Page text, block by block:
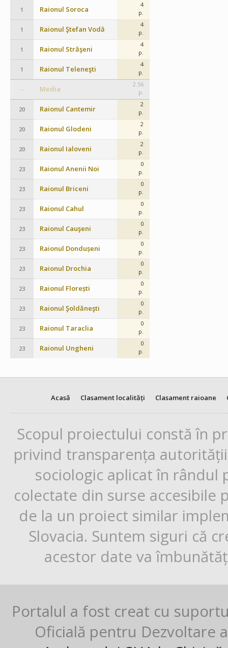
1 Raionul Soroca
4
p.
1 Raionul Ştefan Vodă
4
p.
1 Raionul Străşeni
4
p.
1 Raionul Teleneşti
4
p.
– Media
2.56
p.
20 Raionul Cantemir
2
p.
20 Raionul Glodeni
2
p.
20 Raionul Ialoveni
2
p.
23 Raionul Anenii Noi
0
p.
23 Raionul Briceni
0
p.
23 Raionul Cahul
0
p.
23 Raionul Cauşeni
0
p.
23 Raionul Dondușeni
0
p.
23 Raionul Drochia
0
p.
23 Raionul Florești
0
p.
23 Raionul Şoldăneşti
0
p.
23 Raionul Taraclia
0
p.
23 Raionul Ungheni
0
p.
Acasă Clasament localități Clasament raioane
Scopul proiectului constă în
privind transparența
sociologic aplicat în rândul
colectate din surse
de la un proiect similar
Slovacia. Suntem siguri că
acestor date va
Portalul a fost creat cu
Oficială pentru Dezvoltare